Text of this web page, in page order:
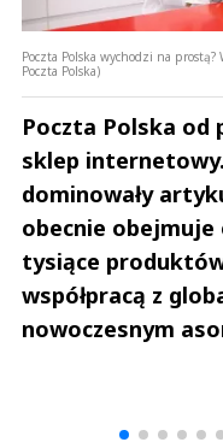
Poczta Polska wychodzi na
Poczta Polska)
Poczta Polska od
sklep
dominowały
obecnie
tysiące
współpracą z
nowoczesnym